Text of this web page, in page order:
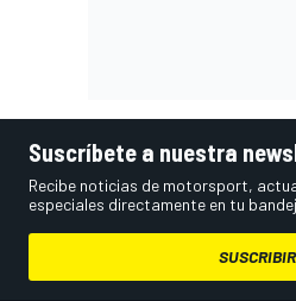
Suscríbete a nuestra
Recibe noticias de motorsport,
especiales directamente en tu